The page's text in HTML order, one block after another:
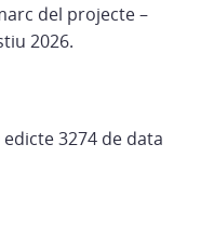
del projecte –
2026.
3274 de data